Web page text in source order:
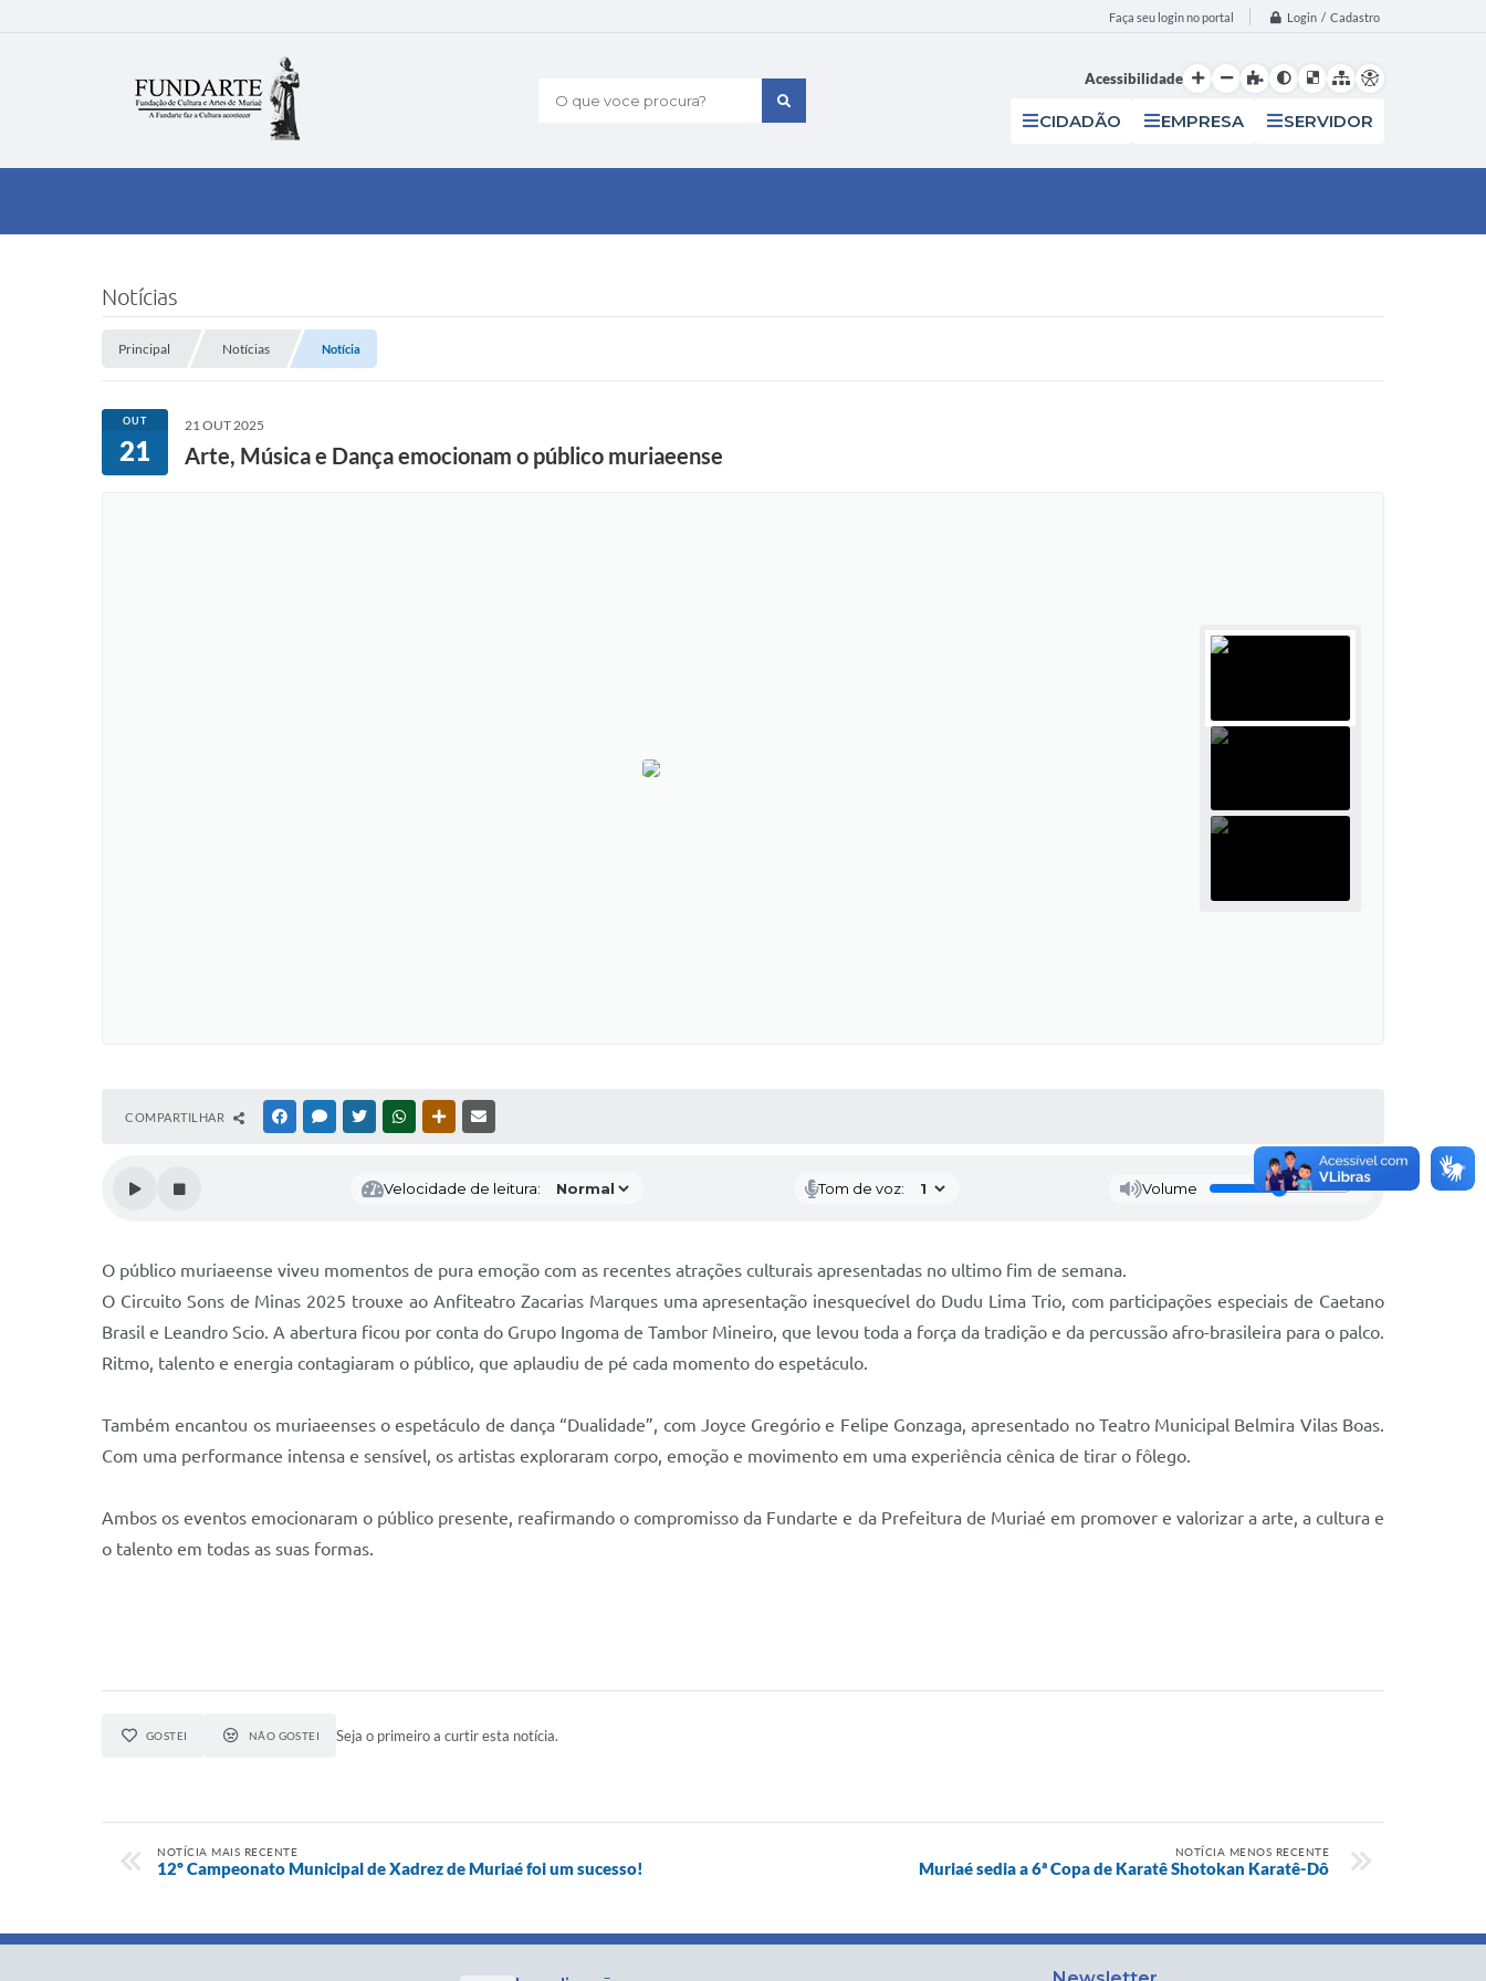
Faça seu login no portal Login / Cadastro
O que voce procura?
Acessibilidade
CIDADÃO EMPRESA SERVIDOR
Notícias
Principal Notícias Notícia
OUT
21
21 OUT 2025
Arte, Música e Dança emocionam o público muriaeense
COMPARTILHAR FACEBOOKMESSENGER
TWITTERWHATSAPPOUTRAS MÍDIAS
Velocidade de leitura: Tom de voz: Volume
O público muriaeense viveu momentos de pura emoção com as recentes atrações culturais apresentadas no ultimo fim de semana.
O Circuito Sons de Minas 2025 trouxe ao Anfiteatro Zacarias Marques uma apresentação inesquecível do Dudu Lima Trio, com participações especiais de Caetano
Brasil e Leandro Scio. A abertura ficou por conta do Grupo Ingoma de Tambor Mineiro, que levou toda a força da tradição e da percussão afro-brasileira para o palco.
Ritmo, talento e energia contagiaram o público, que aplaudiu de pé cada momento do espetáculo.
Também encantou os muriaeenses o espetáculo de dança “Dualidade”, com Joyce Gregório e Felipe Gonzaga, apresentado no Teatro Municipal Belmira Vilas Boas.
Com uma performance intensa e sensível, os artistas exploraram corpo, emoção e movimento em uma experiência cênica de tirar o fôlego.
Ambos os eventos emocionaram o público presente, reafirmando o compromisso da Fundarte e da Prefeitura de Muriaé em promover e valorizar a arte, a cultura e
o talento em todas as suas formas.
GOSTEI NÃO GOSTEI Seja o primeiro a curtir esta notícia.
NOTÍCIA MAIS RECENTE
12º Campeonato Municipal de Xadrez de Muriaé foi um sucesso!
NOTÍCIA MENOS RECENTE
Muriaé sedia a 6ª Copa de Karatê Shotokan Karatê-Dô